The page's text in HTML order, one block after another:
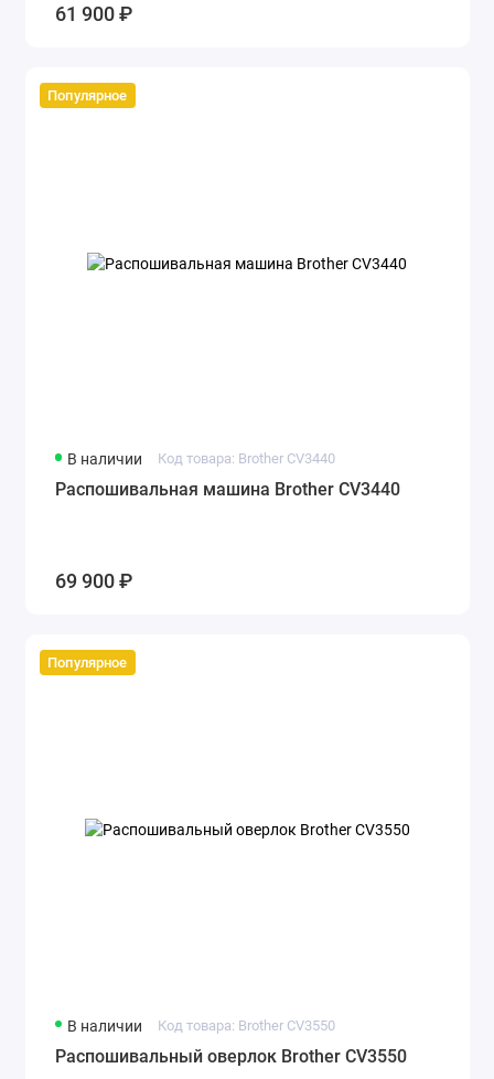
61 900 ₽
Популярное
В наличии Код товара: Brother CV3440
Распошивальная машина Brother CV3440
69 900 ₽
Популярное
В наличии Код товара: Brother CV3550
Распошивальный оверлок Brother CV3550